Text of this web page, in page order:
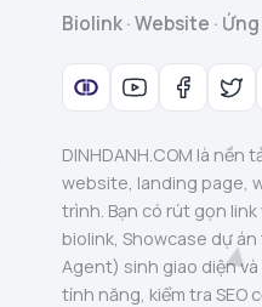
Biolink · Website ·
DINHDANH.COM là nền
website, landing page,
trình. Bạn có rút gọn link
biolink, Showcase dự án
Agent) sinh giao diện
tính năng, kiểm tra SEO